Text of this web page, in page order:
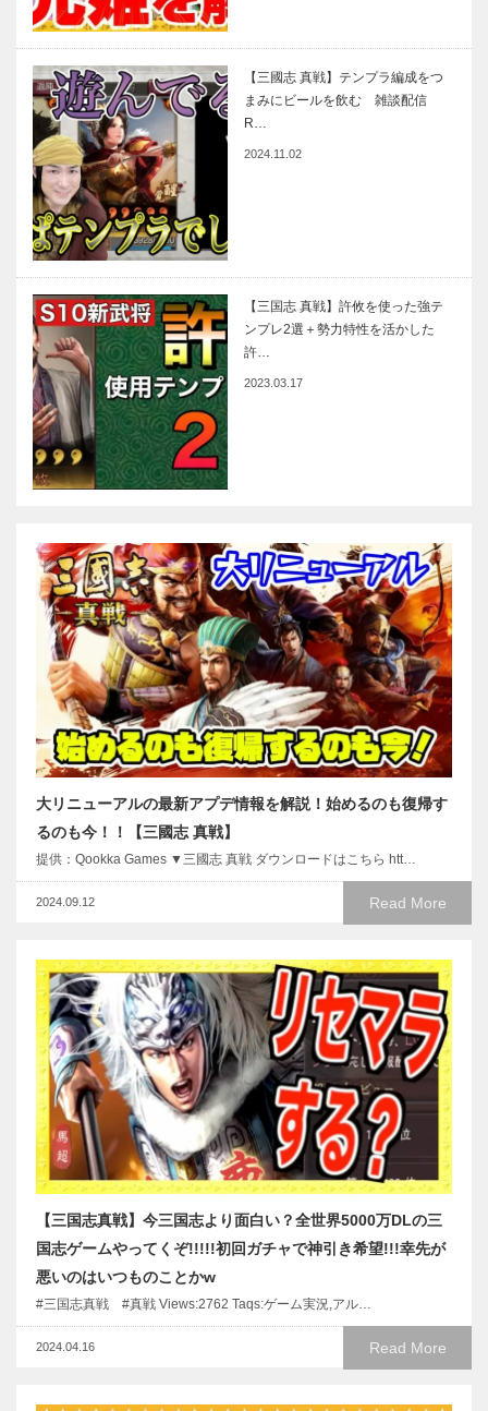
【三國志 真戦】テンプラ編成をつ
まみにビールを飲む 雑談配信
R…
2024.11.02
【三国志 真戦】許攸を使った強テ
ンプレ2選＋勢力特性を活かした
許…
2023.03.17
大リニューアルの最新アプデ情報を解説！始めるのも復帰す
るのも今！！【三國志 真戦】
提供：Qookka Games ▼三國志 真戦 ダウンロードはこちら htt…
Read More
2024.09.12
【三国志真戦】今三国志より面白い？全世界5000万DLの三
国志ゲームやってくぞ!!!!!初回ガチャで神引き希望!!!幸先が
悪いのはいつものことかw
#三国志真戦 #真戦 Views:2762 Taqs:ゲーム実況,アル…
Read More
2024.04.16